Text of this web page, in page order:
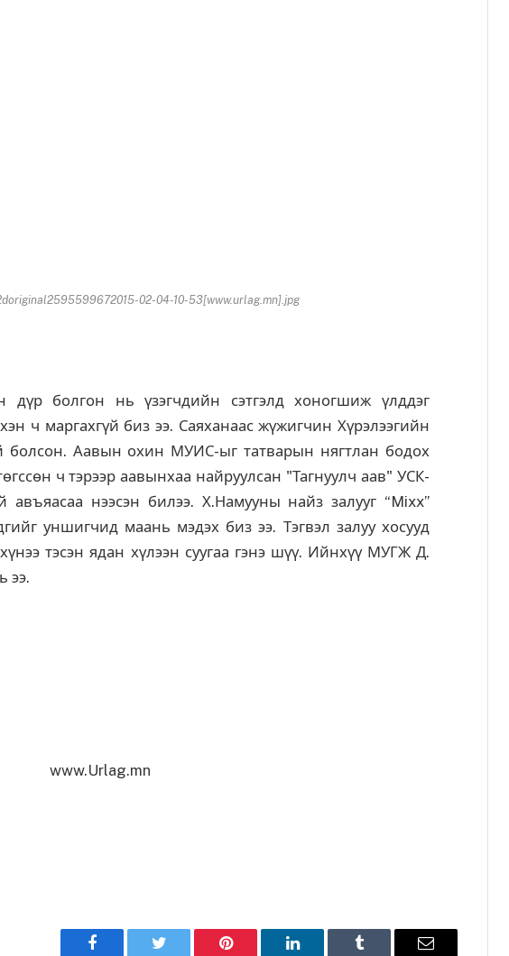
02-04-10-53[www.urlag.mn].jpg
дүр болгон нь үзэгчдийн сэтгэлд хоногшиж үлддэг
ч маргахгүй биз ээ. Саяханаас жүжигчин Хүрэлээгийн
болсон. Аавын охин МУИС-ыг татварын нягтлан бодох
ч тэрээр аавынхаа найруулсан "Тагнуулч аав" УСК-
нээсэн билээ. Х.Намууны найз залууг “Mixx”
уншигчид маань мэдэх биз ээ. Тэгвэл залуу хосууд
тэсэн ядан хүлээн суугаа гэнэ шүү. Ийнхүү МУГЖ Д.
ээ.
www.Urlag.mn